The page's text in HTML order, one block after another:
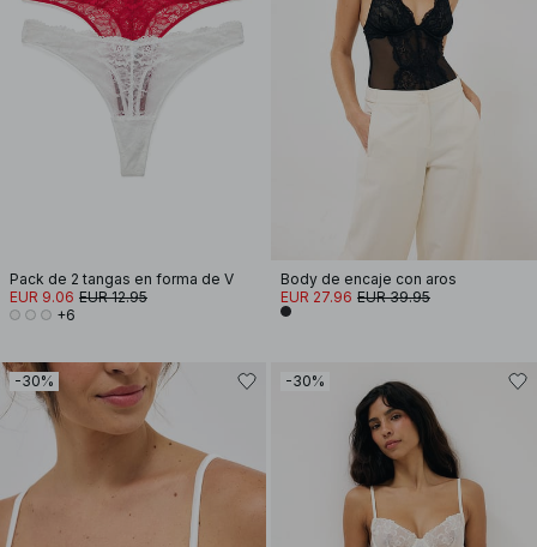
Pack de 2 tangas en forma de V
EUR 9.06 EUR 12.95
+6
Body de encaje con aros
EUR 27.96 EUR 39.95
-30% -30%